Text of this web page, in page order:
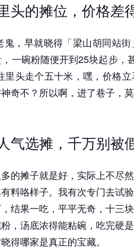
头的摊位，价格差
，早就晓得「梁山胡同站
一碗粉随便开到25块起步，
头走个五十米，嘿，价格
奇不？所以啊，进了巷子，
气选摊，千万别被
的摊子就是好，实际上不尽
料咯样子。我有次专门去试
结果一吃，平平无奇，十三
，汤底浓得能粘碗，吃完硬
得哪家是真正的宝藏。